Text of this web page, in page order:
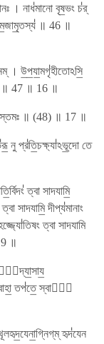
। নাধ॑মানো বৃষ॒ভং চ॑র্​
॥ 46 ॥
। উ॒প॒যা॒মগৃ॑হীতোঽসি॒
॥ 47 ॥ 16 ॥
॥ (48) ॥ 17 ॥
নু প্র॑তি॒চক্ষ্যা॑ঽভূ॒দো তে
ত্বা সাদযামি॒
সাদযামি॒ দীপ্য॑মানাং
ত্বা সাদযামি
॥
তপ॑তে॒ স্বাহা᳚
হৃদ॑যেন